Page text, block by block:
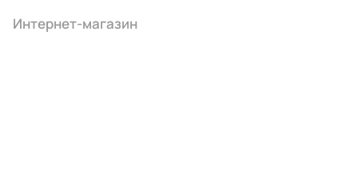
Интернет-магазин